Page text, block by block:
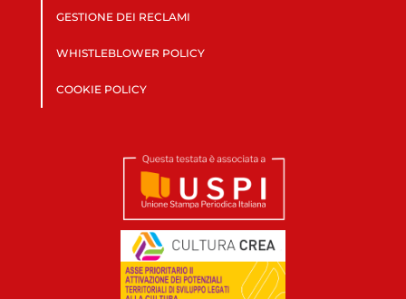
GESTIONE DEI RECLAMI
WHISTLEBLOWER POLICY
COOKIE POLICY